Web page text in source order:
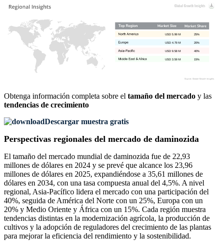
15%
USD 3.59 M
40%
USD 9.58 M
20%
USD 4.79 M
25%
USD 5.99 M
Obtenga información completa sobre el tamaño del mercado y las
tendencias de crecimiento
Descargar muestra gratis
Perspectivas regionales del mercado de daminozida
El tamaño del mercado mundial de daminozida fue de 22,93
millones de dólares en 2024 y se prevé que alcance los 23,96
millones de dólares en 2025, expandiéndose a 35,61 millones de
dólares en 2034, con una tasa compuesta anual del 4,5%. A nivel
regional, Asia-Pacífico lidera el mercado con una participación del
40%, seguida de América del Norte con un 25%, Europa con un
20% y Medio Oriente y África con un 15%. Cada región muestra
tendencias distintas en la modernización agrícola, la producción de
cultivos y la adopción de reguladores del crecimiento de las plantas
para mejorar la eficiencia del rendimiento y la sostenibilidad.